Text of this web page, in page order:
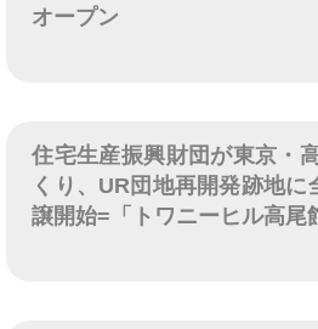
オープン
住宅生産振興財団が東京・
くり、UR団地再開発跡地
譲開始=「トワニーヒル高尾